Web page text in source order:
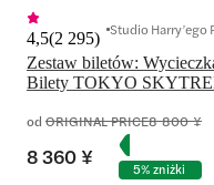
Zestaw biletów:
Bilety TOKYO
4,5(2 295) Studio Harry’ego
od ORIGINAL PRICE8 800 ¥
8 360 ¥ 5% zniżki